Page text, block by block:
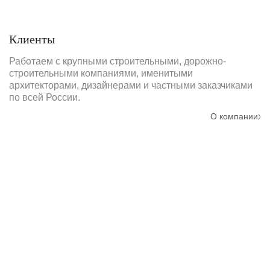
Клиенты
Работаем с крупными строительными, дорожно-
строительными компаниями, именитыми
архитекторами, дизайнерами и частными заказчиками
по всей России.
О компании